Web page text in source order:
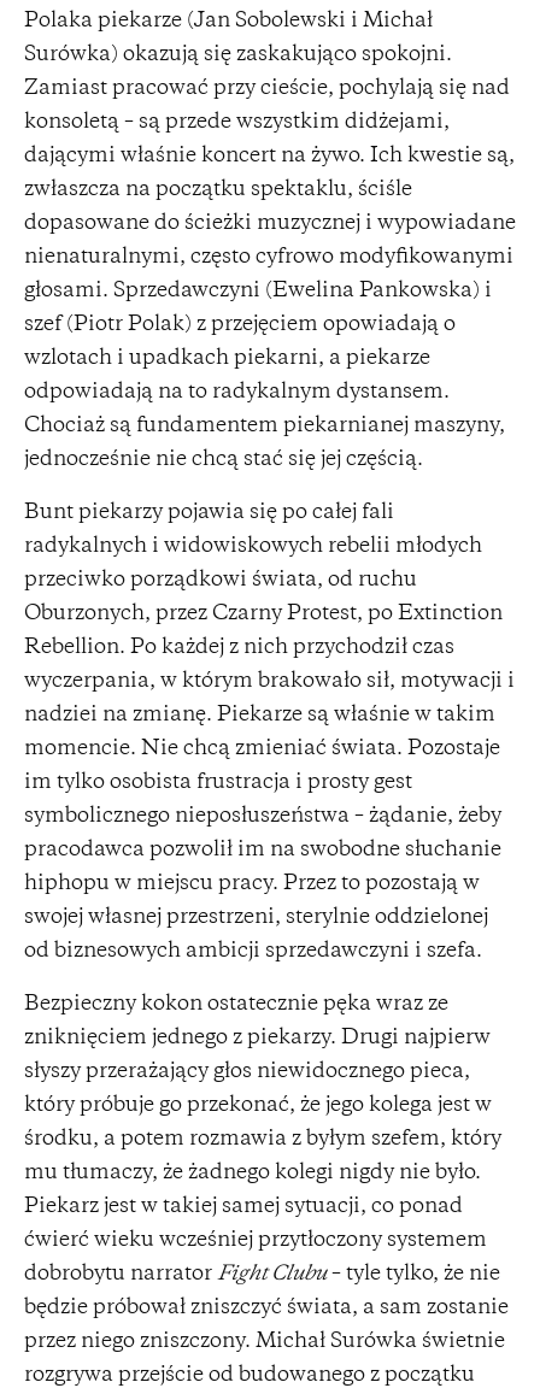
Polaka piekarze (Jan Sobolewski i Michał
Surówka) okazują się zaskakująco spokojni.
Zamiast pracować przy cieście, pochylają się nad
konsoletą – są przede wszystkim didżejami,
dającymi właśnie koncert na żywo. Ich kwestie są,
zwłaszcza na początku spektaklu, ściśle
dopasowane do ścieżki muzycznej i wypowiadane
nienaturalnymi, często cyfrowo modyfikowanymi
głosami. Sprzedawczyni (Ewelina Pankowska) i
szef (Piotr Polak) z przejęciem opowiadają o
wzlotach i upadkach piekarni, a piekarze
odpowiadają na to radykalnym dystansem.
Chociaż są fundamentem piekarnianej maszyny,
jednocześnie nie chcą stać się jej częścią.
Bunt piekarzy pojawia się po całej fali
radykalnych i widowiskowych rebelii młodych
przeciwko porządkowi świata, od ruchu
Oburzonych, przez Czarny Protest, po Extinction
Rebellion. Po każdej z nich przychodził czas
wyczerpania, w którym brakowało sił, motywacji i
nadziei na zmianę. Piekarze są właśnie w takim
momencie. Nie chcą zmieniać świata. Pozostaje
im tylko osobista frustracja i prosty gest
symbolicznego nieposłuszeństwa – żądanie, żeby
pracodawca pozwolił im na swobodne słuchanie
hiphopu w miejscu pracy. Przez to pozostają w
swojej własnej przestrzeni, sterylnie oddzielonej
od biznesowych ambicji sprzedawczyni i szefa.
Bezpieczny kokon ostatecznie pęka wraz ze
zniknięciem jednego z piekarzy. Drugi najpierw
słyszy przerażający głos niewidocznego pieca,
który próbuje go przekonać, że jego kolega jest w
środku, a potem rozmawia z byłym szefem, który
mu tłumaczy, że żadnego kolegi nigdy nie było.
Piekarz jest w takiej samej sytuacji, co ponad
ćwierć wieku wcześniej przytłoczony systemem
dobrobytu narrator Fight Clubu– tyle tylko, że nie
będzie próbował zniszczyć świata, a sam zostanie
przez niego zniszczony. Michał Surówka świetnie
rozgrywa przejście od budowanego z początku